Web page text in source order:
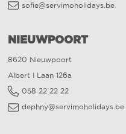
sofie@servimoholidays.be
NIEUWPOORT
8620 Nieuwpoort
Albert I Laan 126a
058 22 22 22
dephny@servimoholidays.be